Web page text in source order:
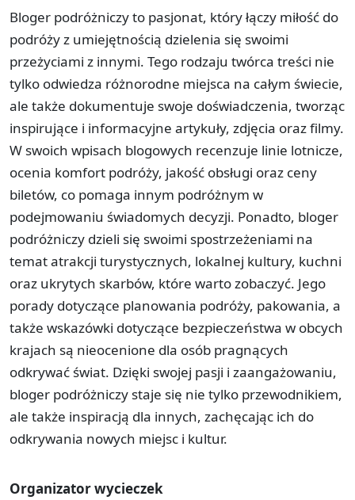
Bloger podróżniczy to pasjonat, który łączy miłość do
podróży z umiejętnością dzielenia się swoimi
przeżyciami z innymi. Tego rodzaju twórca treści nie
tylko odwiedza różnorodne miejsca na całym świecie,
ale także dokumentuje swoje doświadczenia, tworząc
inspirujące i informacyjne artykuły, zdjęcia oraz filmy.
W swoich wpisach blogowych recenzuje linie lotnicze,
ocenia komfort podróży, jakość obsługi oraz ceny
biletów, co pomaga innym podróżnym w
podejmowaniu świadomych decyzji. Ponadto, bloger
podróżniczy dzieli się swoimi spostrzeżeniami na
temat atrakcji turystycznych, lokalnej kultury, kuchni
oraz ukrytych skarbów, które warto zobaczyć. Jego
porady dotyczące planowania podróży, pakowania, a
także wskazówki dotyczące bezpieczeństwa w obcych
krajach są nieocenione dla osób pragnących
odkrywać świat. Dzięki swojej pasji i zaangażowaniu,
bloger podróżniczy staje się nie tylko przewodnikiem,
ale także inspiracją dla innych, zachęcając ich do
odkrywania nowych miejsc i kultur.
Organizator wycieczek